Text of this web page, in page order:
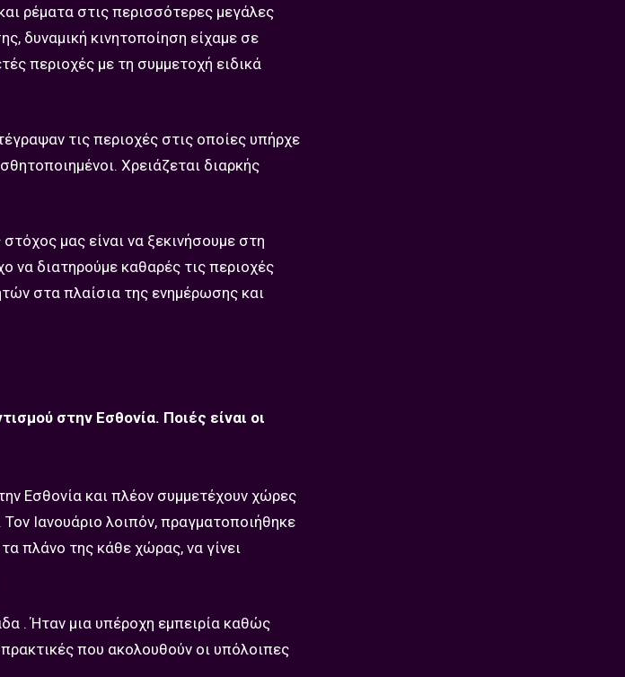
ρέματα στις περισσότερες μεγάλες
δυναμική κινητοποίηση είχαμε σε
περιοχές με τη συμμετοχή ειδικά
τις περιοχές στις οποίες υπήρχε
Χρειάζεται διαρκής
μας είναι να ξεκινήσουμε στη
να διατηρούμε καθαρές τις περιοχές
στα πλαίσια της ενημέρωσης και
στην Εσθονία. Ποιές είναι οι
Εσθονία και πλέον συμμετέχουν χώρες
Ιανουάριο λοιπόν, πραγματοποιήθηκε
πλάνο της κάθε χώρας, να γίνει
. Ήταν μια υπέροχη εμπειρία καθώς
που ακολουθούν οι υπόλοιπες